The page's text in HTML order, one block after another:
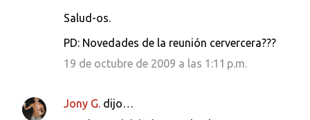
Salud-os.
PD: Novedades de la reunión cervercera???
19 de octubre de 2009 a las 1:11 p.m.
Jony G. dijo…